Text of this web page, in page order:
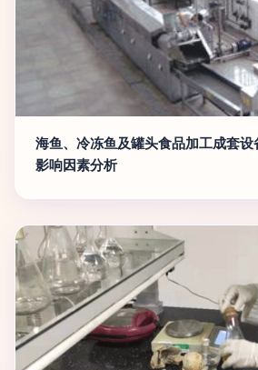
海鱼、冷冻鱼及罐头食品加工成套
影响因素分析